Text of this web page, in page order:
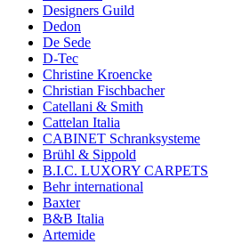
Designers Guild
Dedon
De Sede
D-Tec
Christine Kroencke
Christian Fischbacher
Catellani & Smith
Cattelan Italia
CABINET Schranksysteme
Brühl & Sippold
B.I.C. LUXORY CARPETS
Behr international
Baxter
B&B Italia
Artemide